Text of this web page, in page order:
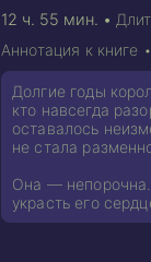
12 ч. 55 мин. •
Аннотация к книге •
Долгие годы
кто навсегда
оставалось
не стала
Она — непорочна.
украсть его